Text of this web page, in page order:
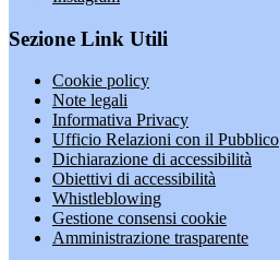
Sezione Link Utili
Cookie policy
Note legali
Informativa Privacy
Ufficio Relazioni con il Pubblico
Dichiarazione di accessibilità
Obiettivi di accessibilità
Whistleblowing
Gestione consensi cookie
Amministrazione trasparente